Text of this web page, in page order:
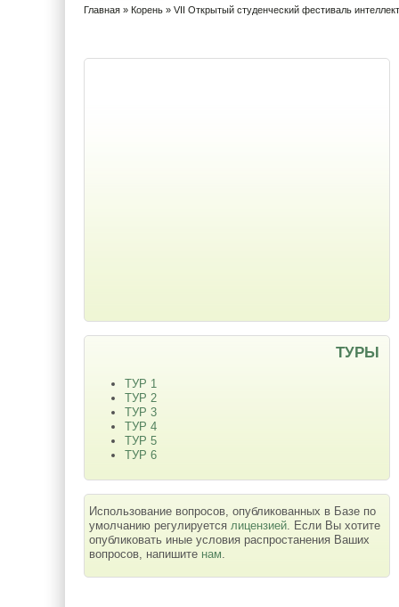
Главная » Корень » VII Открытый студенческий фестиваль
ТУРЫ
ТУР 1
ТУР 2
ТУР 3
ТУР 4
ТУР 5
ТУР 6
Использование вопросов, опубликованных в Базе по
умолчанию регулируется лицензией. Если Вы хотите
опубликовать иные условия распростанения Ваших
вопросов, напишите нам.